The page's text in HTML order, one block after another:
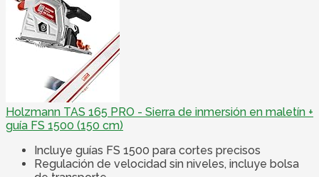
Holzmann TAS 165 PRO - Sierra de inmersión en maletín +
guía FS 1500 (150 cm)
Incluye guías FS 1500 para cortes precisos
Regulación de velocidad sin niveles, incluye bolsa